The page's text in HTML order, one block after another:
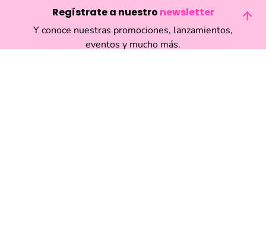
Regístrate a nuestro newsletter
Y conoce nuestras promociones, lanzamientos,
eventos y mucho más.